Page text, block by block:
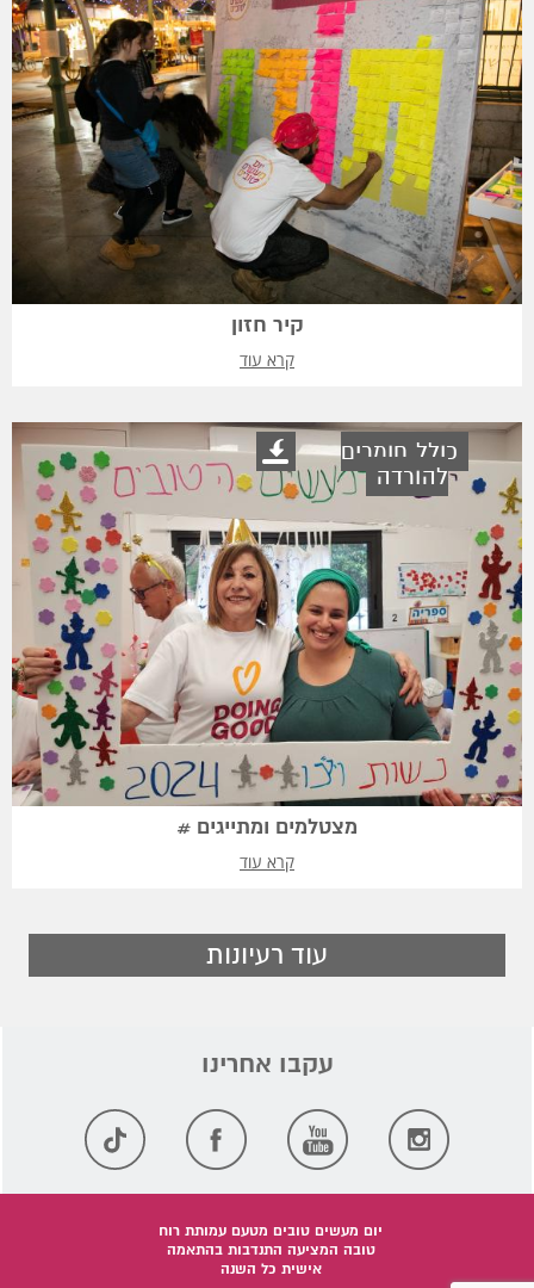
קיר חזון
קרא עוד
כולל חומרים
להורדה
מצטלמים ומתייגים #
קרא עוד
עוד רעיונות
יום מעשים טובים מטעם עמותת רוח
טובה המציעה התנדבות בהתאמה
אישית כל השנה